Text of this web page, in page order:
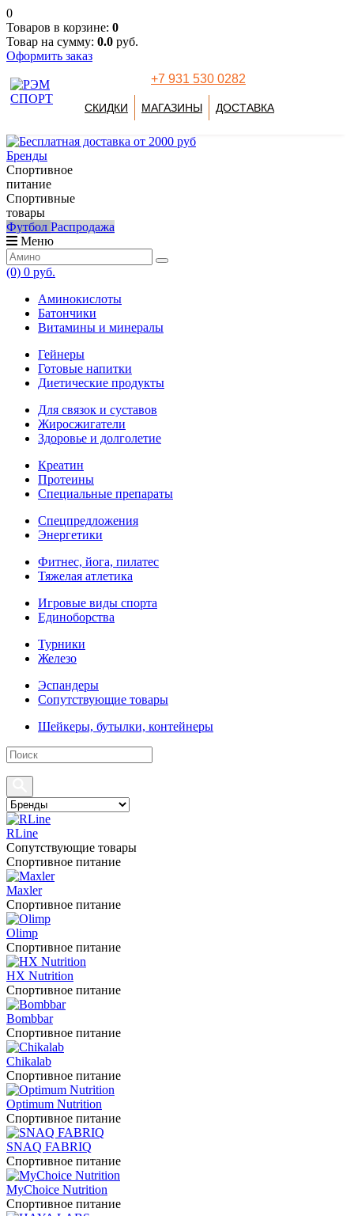
0
Товаров в корзине: 0
Товар на сумму: 0.0 руб.
Оформить заказ
+7 931 530 0282
СКИДКИ МАГАЗИНЫ ДОСТАВКА
Бренды
Спортивное
питание
Спортивные
товары
Футбол Распродажа
Меню
(0) 0 руб.
Аминокислоты
Батончики
Витамины и минералы
Гейнеры
Готовые напитки
Диетические продукты
Для связок и суставов
Жиросжигатели
Здоровье и долголетие
Креатин
Протеины
Специальные препараты
Спецпредложения
Энергетики
Фитнес, йога, пилатес
Тяжелая атлетика
Игровые виды спорта
Единоборства
Турники
Железо
Эспандеры
Сопутствующие товары
Шейкеры, бутылки, контейнеры
RLine
Сопутствующие товары
Спортивное питание
Maxler
Спортивное питание
Olimp
Спортивное питание
HX Nutrition
Спортивное питание
Bombbar
Спортивное питание
Chikalab
Спортивное питание
Optimum Nutrition
Спортивное питание
SNAQ FABRIQ
Спортивное питание
MyChoice Nutrition
Спортивное питание